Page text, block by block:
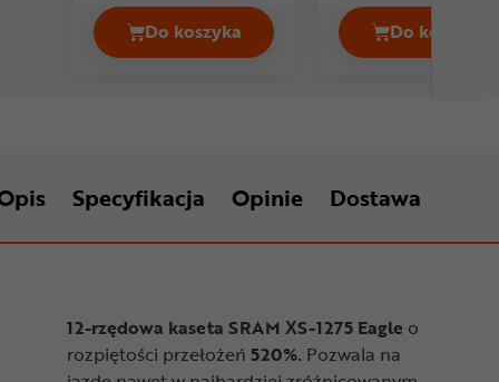
Do koszyka Kaseta MAGENE Cena 59,99 złDo koszyka
Kaseta
Specyfikacja Opinie Dostawa
12-rzędowa kaseta SRAM XS-1275 Eagle o
rozpiętości przełożeń 520%. Pozwala na